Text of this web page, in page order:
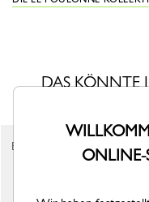
DAS KÖNNTE
Bestseller